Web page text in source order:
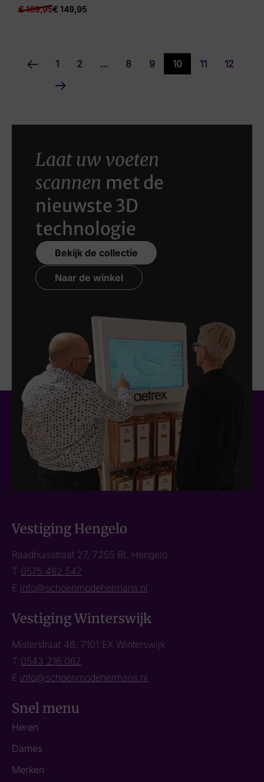
€169,95€ 149,95
1 2 … 8 9 10 11 12
Laat uw voeten
scannen met de
nieuwste 3D
technologie
Bekijk de collectie
Naar de winkel
Vestiging Hengelo
Raadhuisstraat 27, 7255 BL Hengelo
T 0575 462 547
E info@schoenmodehermans.nl
Vestiging Winterswijk
Misterstraat 48, 7101 EX Winterswijk
T 0543 216 062
E info@schoenmodehermans.nl
Snel menu
Heren
Dames
Merken